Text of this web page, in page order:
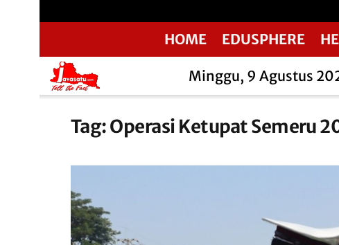
HOME EDUSPHERE
Minggu, 9 Agustus
Tag:Operasi Ketupat Semeru